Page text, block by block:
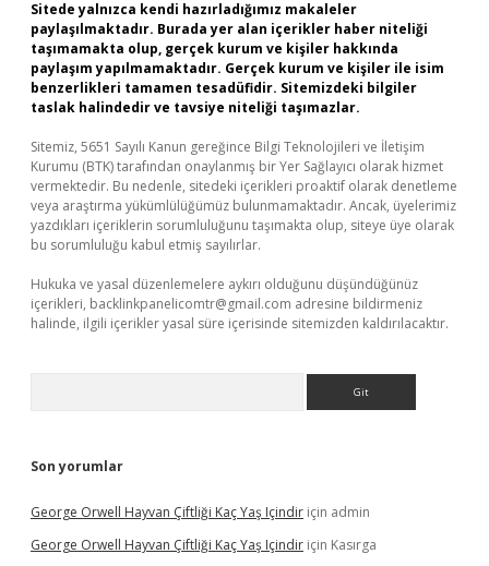
Sitede yalnızca kendi hazırladığımız makaleler
paylaşılmaktadır. Burada yer alan içerikler haber niteliği
taşımamakta olup, gerçek kurum ve kişiler hakkında
paylaşım yapılmamaktadır. Gerçek kurum ve kişiler ile isim
benzerlikleri tamamen tesadüfidir. Sitemizdeki bilgiler
taslak halindedir ve tavsiye niteliği taşımazlar.
Sitemiz, 5651 Sayılı Kanun gereğince Bilgi Teknolojileri ve İletişim
Kurumu (BTK) tarafından onaylanmış bir Yer Sağlayıcı olarak hizmet
vermektedir. Bu nedenle, sitedeki içerikleri proaktif olarak denetleme
veya araştırma yükümlülüğümüz bulunmamaktadır. Ancak, üyelerimiz
yazdıkları içeriklerin sorumluluğunu taşımakta olup, siteye üye olarak
bu sorumluluğu kabul etmiş sayılırlar.
Hukuka ve yasal düzenlemelere aykırı olduğunu düşündüğünüz
içerikleri, backlinkpanelicomtr@gmail.com adresine bildirmeniz
halinde, ilgili içerikler yasal süre içerisinde sitemizden kaldırılacaktır.
Son yorumlar
George Orwell Hayvan Çiftliği Kaç Yaş Içindir için admin
George Orwell Hayvan Çiftliği Kaç Yaş Içindir için Kasırga